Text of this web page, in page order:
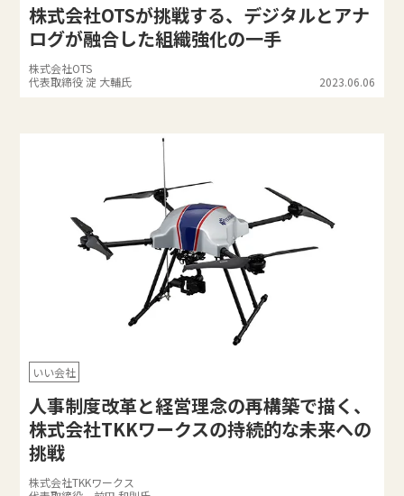
株式会社OTSが挑戦する、デジタルとアナ
ログが融合した組織強化の一手
株式会社OTS
代表取締役 淀 大輔氏
2023.06.06
いい会社
人事制度改革と経営理念の再構築で描く、
株式会社TKKワークスの持続的な未来への
挑戦
株式会社TKKワークス